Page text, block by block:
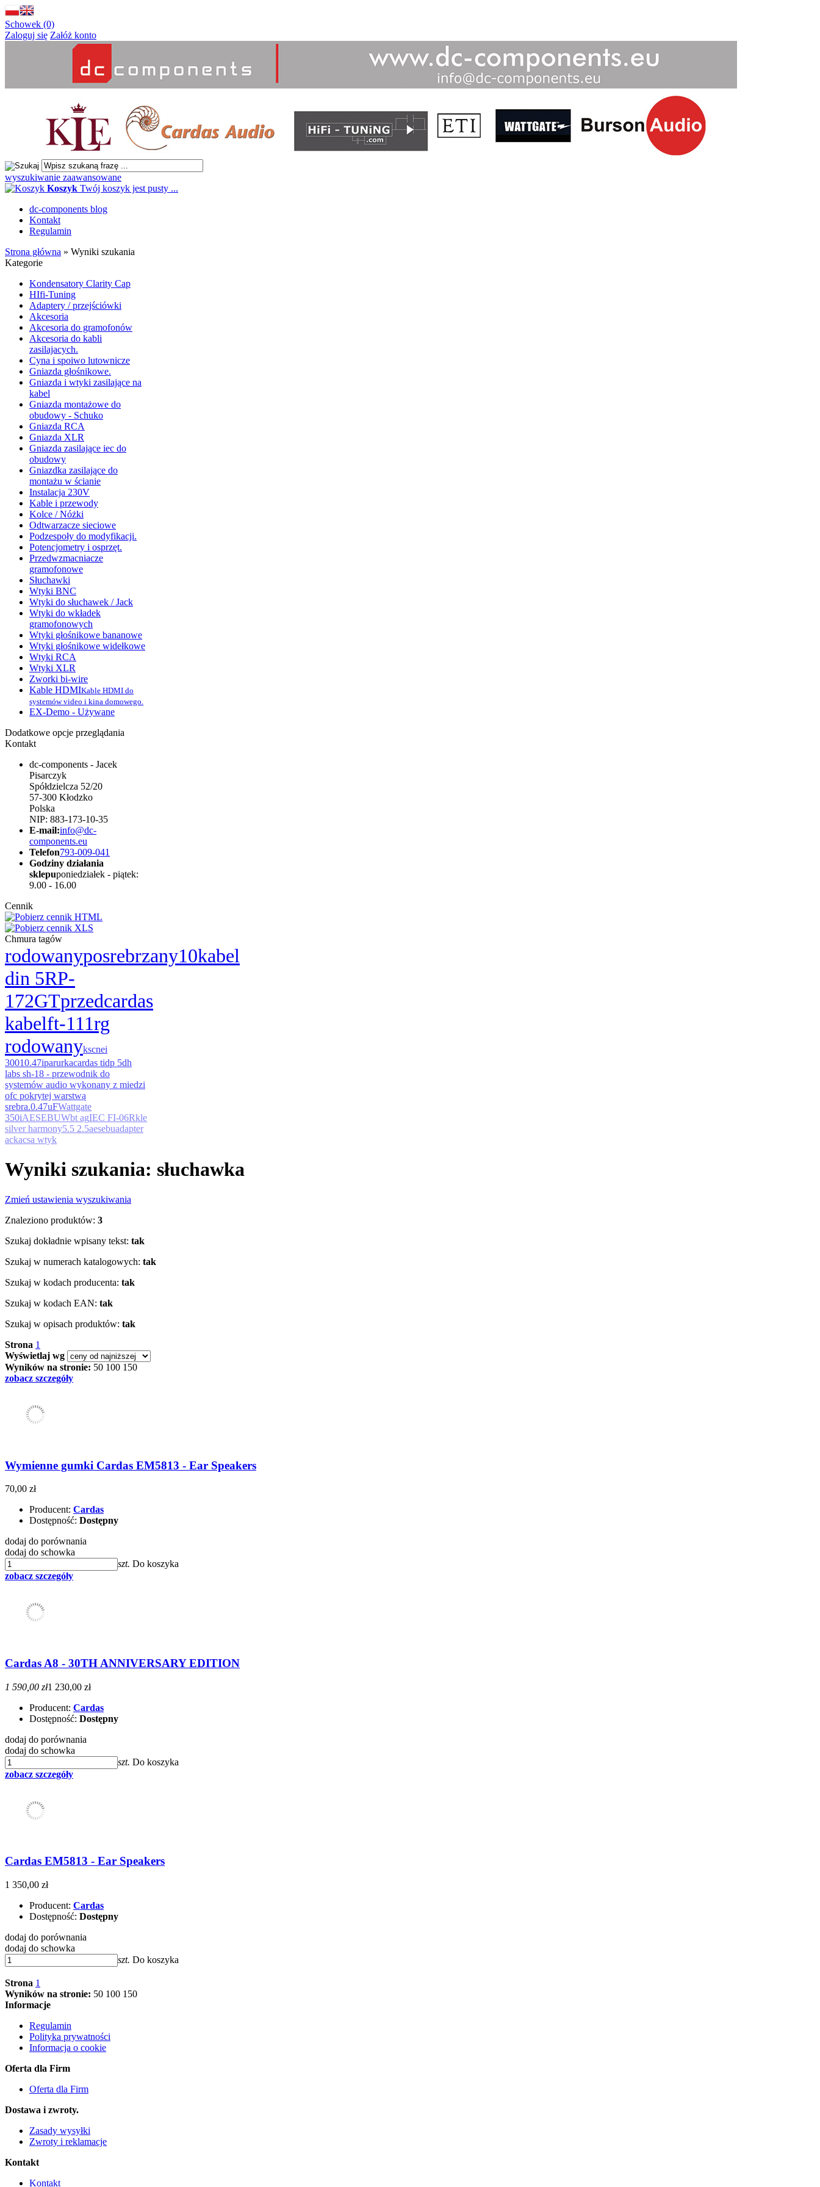
Schowek (0)
Zaloguj się Załóż konto
wyszukiwanie zaawansowane
Koszyk Twój koszyk jest pusty ...
dc-components blog
Kontakt
Regulamin
Strona główna » Wyniki szukania
Kategorie
Kondensatory Clarity Cap
HIfi-Tuning
Adaptery / przejściówki
Akcesoria
Akcesoria do gramofonów
Akcesoria do kabli
zasilajacych.
Cyna i spoiwo lutownicze
Gniazda głośnikowe.
Gniazda i wtyki zasilające na
kabel
Gniazda montażowe do
obudowy - Schuko
Gniazda RCA
Gniazda XLR
Gniazda zasilające iec do
obudowy
Gniazdka zasilające do
montażu w ścianie
Instalacja 230V
Kable i przewody
Kolce / Nóżki
Odtwarzacze sieciowe
Podzespoły do modyfikacji.
Potencjometry i osprzęt.
Przedwzmacniacze
gramofonowe
Słuchawki
Wtyki BNC
Wtyki do słuchawek / Jack
Wtyki do wkładek
gramofonowych
Wtyki głośnikowe bananowe
Wtyki głośnikowe widełkowe
Wtyki RCA
Wtyki XLR
Zworki bi-wire
Kable HDMIKable HDMI do
systemów video i kina domowego.
EX-Demo - Używane
Dodatkowe opcje przeglądania
Kontakt
dc-components - Jacek
Pisarczyk
Spółdzielcza 52/20
57-300 Kłodzko
Polska
NIP: 883-173-10-35
E-mail:info@dc-
components.eu
Telefon793-009-041
Godziny działania
sklepuponiedziałek - piątek:
9.00 - 16.00
Cennik
Chmura tagów
rodowanyposrebrzany10kabel
din 5RP-
172GTprzedcardas
kabelft-111rg
rodowanykscnei
30010.47iparurkacardas tidp 5dh
labs sh-18 - przewodnik do
systemów audio wykonany z miedzi
ofc pokrytej warstwą
srebra.0.47uFWattgate
350iAESEBUWbt agIEC FI-06Rkle
silver harmony5.5 2.5aesebuadapter
ackacsa wtyk
Wyniki szukania: słuchawka
Zmień ustawienia wyszukiwania
Znaleziono produktów: 3
Szukaj dokładnie wpisany tekst: tak
Szukaj w numerach katalogowych: tak
Szukaj w kodach producenta: tak
Szukaj w kodach EAN: tak
Szukaj w opisach produktów: tak
Strona 1
Wyświetlaj wg
Wyników na stronie: 50 100 150
zobacz szczegóły
Wymienne gumki Cardas EM5813 - Ear Speakers
70,00 zł
Producent: Cardas
Dostępność: Dostępny
dodaj do porównania
dodaj do schowka
szt. Do koszyka
zobacz szczegóły
Cardas A8 - 30TH ANNIVERSARY EDITION
1 590,00 zł1 230,00 zł
Producent: Cardas
Dostępność: Dostępny
dodaj do porównania
dodaj do schowka
szt. Do koszyka
zobacz szczegóły
Cardas EM5813 - Ear Speakers
1 350,00 zł
Producent: Cardas
Dostępność: Dostępny
dodaj do porównania
dodaj do schowka
szt. Do koszyka
Strona 1
Wyników na stronie: 50 100 150
Informacje
Regulamin
Polityka prywatności
Informacja o cookie
Oferta dla Firm
Oferta dla Firm
Dostawa i zwroty.
Zasady wysyłki
Zwroty i reklamacje
Kontakt
Kontakt